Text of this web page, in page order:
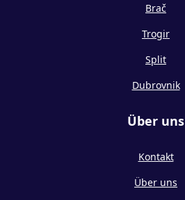
Brač
Trogir
Split
Dubrovnik
Über uns
Kontakt
Über uns